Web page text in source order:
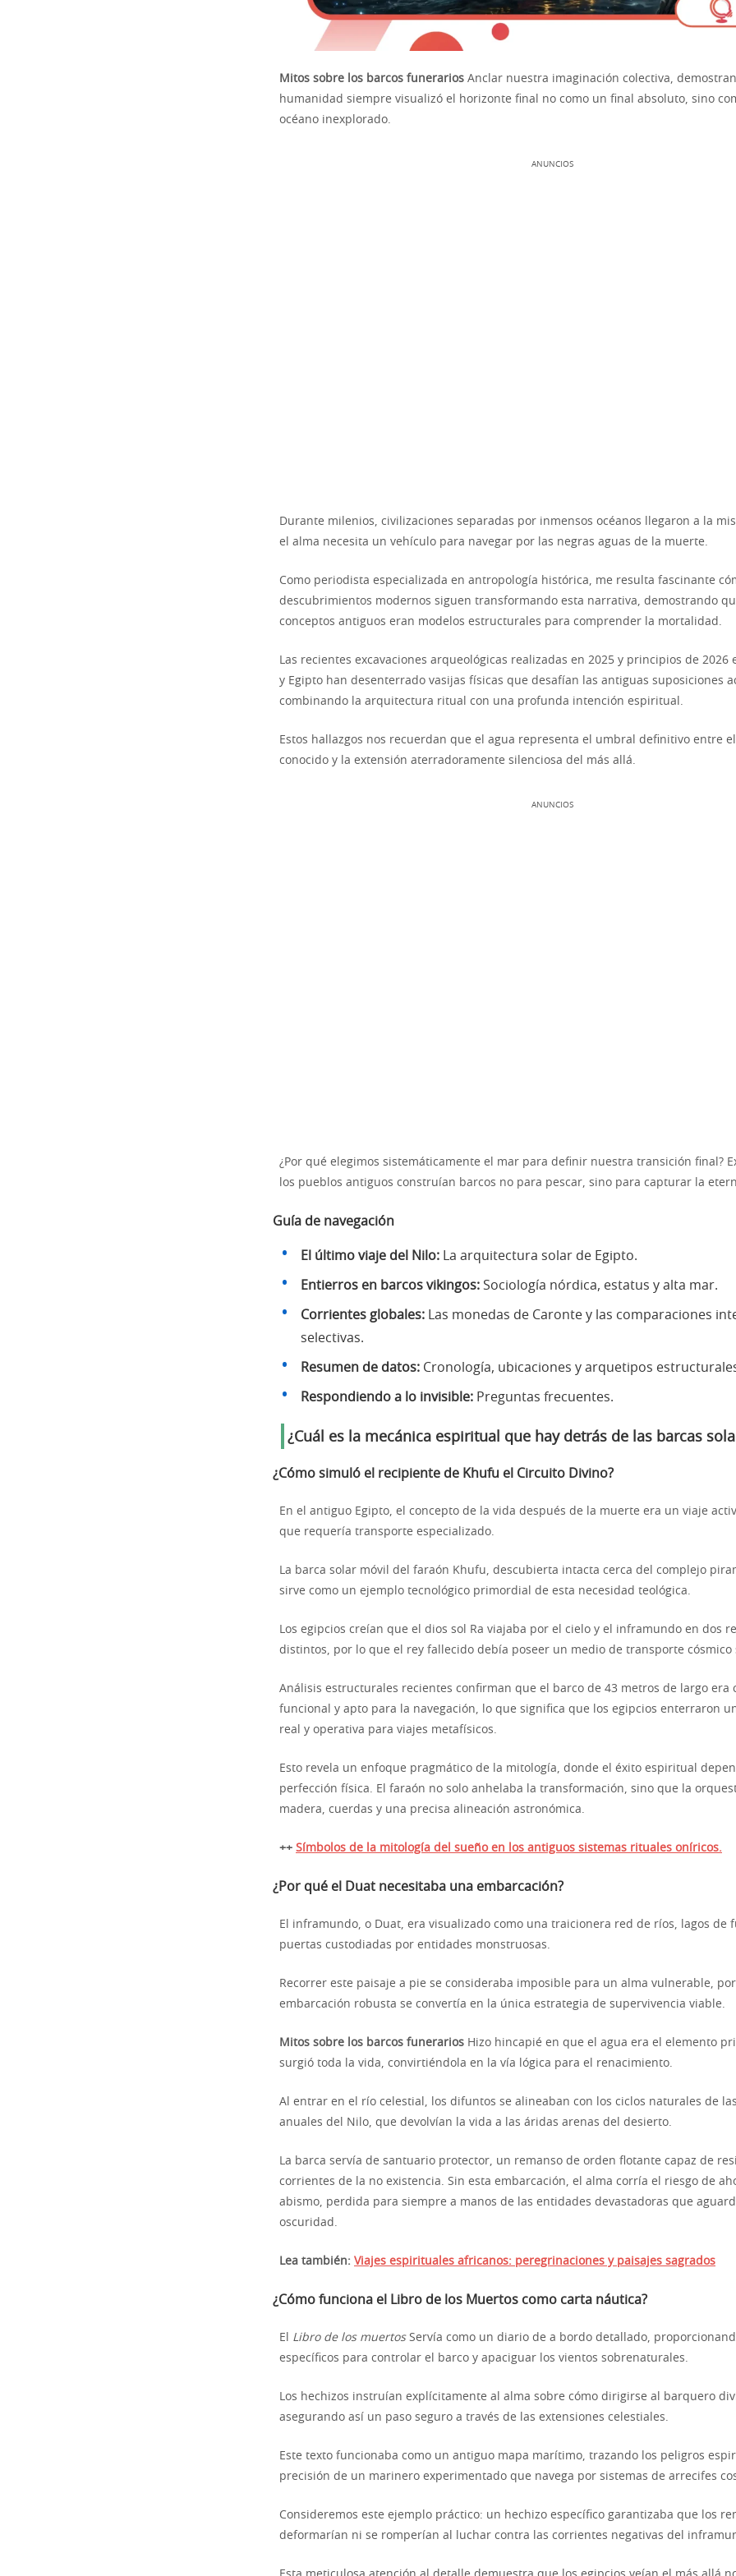
Mitos sobre los barcos funerarios Anclar nuestra imaginación colectiva,
humanidad siempre visualizó el horizonte final no como un final absoluto, sino
océano inexplorado.
ANUNCIOS
Durante milenios, civilizaciones separadas por inmensos océanos llegaron a la
el alma necesita un vehículo para navegar por las negras aguas de la muerte.
Como periodista especializada en antropología histórica, me resulta fascinante
descubrimientos modernos siguen transformando esta narrativa, demostrando
conceptos antiguos eran modelos estructurales para comprender la mortalidad.
Las recientes excavaciones arqueológicas realizadas en 2025 y principios de 2026
y Egipto han desenterrado vasijas físicas que desafían las antiguas suposiciones
combinando la arquitectura ritual con una profunda intención espiritual.
Estos hallazgos nos recuerdan que el agua representa el umbral definitivo entre
conocido y la extensión aterradoramente silenciosa del más allá.
ANUNCIOS
¿Por qué elegimos sistemáticamente el mar para definir nuestra transición final?
los pueblos antiguos construían barcos no para pescar, sino para capturar la
Guía de navegación
El último viaje del Nilo: La arquitectura solar de Egipto.
Entierros en barcos vikingos: Sociología nórdica, estatus y alta mar.
Corrientes globales: Las monedas de Caronte y las comparaciones
selectivas.
Resumen de datos: Cronología, ubicaciones y arquetipos
Respondiendo a lo invisible: Preguntas frecuentes.
¿Cuál es la mecánica espiritual que hay detrás de las barcas
¿Cómo simuló el recipiente de Khufu el Circuito Divino?
En el antiguo Egipto, el concepto de la vida después de la muerte era un viaje
que requería transporte especializado.
La barca solar móvil del faraón Khufu, descubierta intacta cerca del complejo
sirve como un ejemplo tecnológico primordial de esta necesidad teológica.
Los egipcios creían que el dios sol Ra viajaba por el cielo y el inframundo en dos
distintos, por lo que el rey fallecido debía poseer un medio de transporte cósmico
Análisis estructurales recientes confirman que el barco de 43 metros de largo era
funcional y apto para la navegación, lo que significa que los egipcios enterraron
real y operativa para viajes metafísicos.
Esto revela un enfoque pragmático de la mitología, donde el éxito espiritual
perfección física. El faraón no solo anhelaba la transformación, sino que la
madera, cuerdas y una precisa alineación astronómica.
++ Símbolos de la mitología del sueño en los antiguos sistemas rituales oníricos.
¿Por qué el Duat necesitaba una embarcación?
El inframundo, o Duat, era visualizado como una traicionera red de ríos, lagos de
puertas custodiadas por entidades monstruosas.
Recorrer este paisaje a pie se consideraba imposible para un alma vulnerable,
embarcación robusta se convertía en la única estrategia de supervivencia viable.
Mitos sobre los barcos funerarios Hizo hincapié en que el agua era el elemento
surgió toda la vida, convirtiéndola en la vía lógica para el renacimiento.
Al entrar en el río celestial, los difuntos se alineaban con los ciclos naturales de
anuales del Nilo, que devolvían la vida a las áridas arenas del desierto.
La barca servía de santuario protector, un remanso de orden flotante capaz de
corrientes de la no existencia. Sin esta embarcación, el alma corría el riesgo de
abismo, perdida para siempre a manos de las entidades devastadoras que
oscuridad.
Lea también: Viajes espirituales africanos: peregrinaciones y paisajes sagrados
¿Cómo funciona el Libro de los Muertos como carta náutica?
El Libro de los muertosServía como un diario de a bordo detallado,
específicos para controlar el barco y apaciguar los vientos sobrenaturales.
Los hechizos instruían explícitamente al alma sobre cómo dirigirse al barquero
asegurando así un paso seguro a través de las extensiones celestiales.
Este texto funcionaba como un antiguo mapa marítimo, trazando los peligros
precisión de un marinero experimentado que navega por sistemas de arrecifes
Consideremos este ejemplo práctico: un hechizo específico garantizaba que los
deformarían ni se romperían al luchar contra las corrientes negativas del